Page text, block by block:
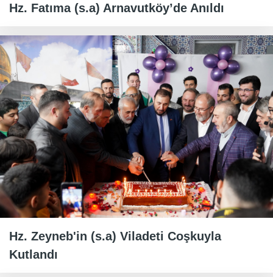
Hz. Fatıma (s.a) Arnavutköy’de Anıldı
Hz. Zeyneb'in (s.a) Viladeti Coşkuyla
Kutlandı